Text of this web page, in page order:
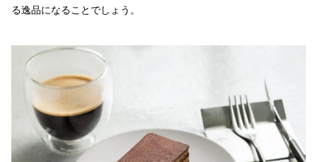
る逸品になることでしょう。